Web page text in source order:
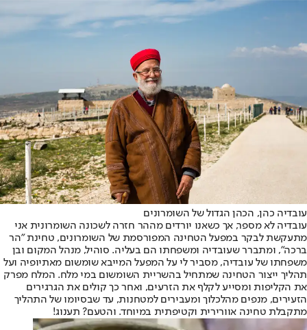
עובדיה כהן, הכהן הגדול של השומרונים
עובדיה לא מספר, אך כשאנו יורדים מההר חזרה לשכונה השומרונית אני
מתעקשת לבקר במפעל הטחינה המפורסמת של השומרונים, טחינת "הר
ברכה", ומתברר שעובדיה ומשפחתו הם בעליה. סוהיל, מנהל המקום ובן
משפחתו של עובדיה, מסביר לי על המפעל המייבא שומשום מאתיופיה ועל
תהליך ייצור הטחינה שמתחיל בהשריית השומשום במי מלח. המלח מפרק
את הקליפות ומסייע לקלף את הזרעים, ואחר כך קולים את הגרגירים
הזעירים, מנפים מהלכלוך ומעבירים למטחנות, עד שבסיומו של התהליך
מתקבלת טחינה אוורירית וקטיפתית במיוחד. והטעם? תענוג!